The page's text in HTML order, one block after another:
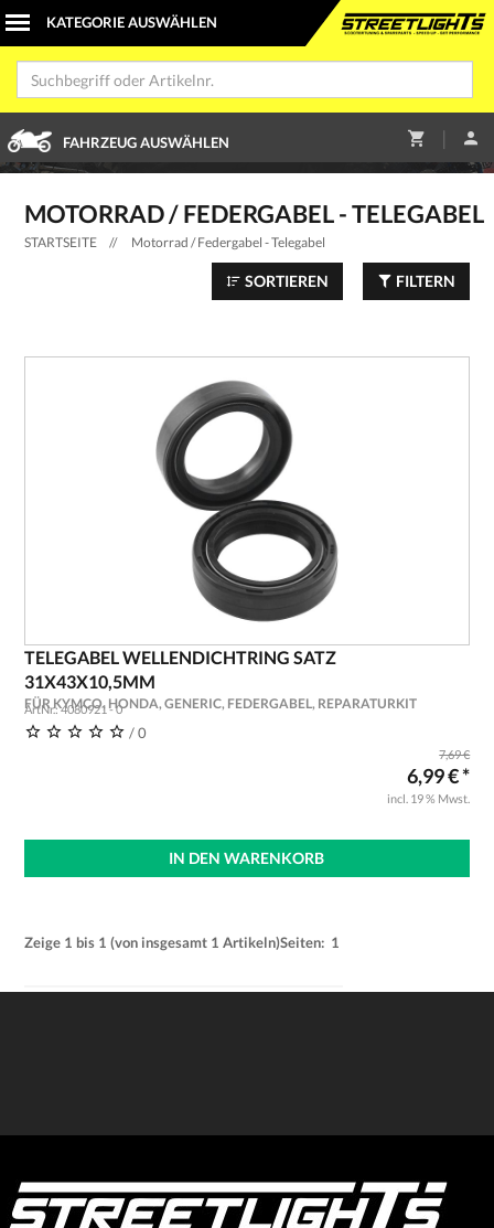
FAHRZEUG AUSWÄHLEN |
MOTORRAD / FEDERGABEL - TELEGABEL
STARTSEITE // Motorrad / Federgabel - Telegabel
SORTIEREN FILTERN
TELEGABEL WELLENDICHTRING SATZ
31X43X10,5MM
FÜR KYMCO, HONDA, GENERIC, FEDERGABEL, REPARATURKIT
ArtNr.: 4080921 - 0
/ 0
7,69 €
6,99 € *
incl. 19 % Mwst.
IN DEN WARENKORB
Zeige 1 bis 1 (von insgesamt 1 Artikeln)Seiten: 1